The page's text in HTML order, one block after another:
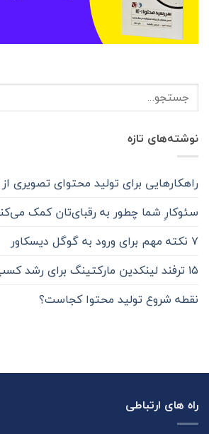
نوشته‌های تازه
راهکارهایی برای تولید محتوا‌ی تصویری
سئوکارِ شما چطور به رقبای‌تان کمک
۷ نکته مهم برای ورود به گوگل دیسکاور
۱۵ ترفند لینکدین مارکتینگ برای رشد ‌‌کسب و کار
نقطه شروع تولید محتوا کجاست؟
راه های ارتباطی